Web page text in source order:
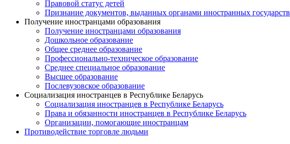
Правовой статус детей
Признание документов, выданных органами иностранных государств
Получение иностранцами образования
Получение иностранцами образования
Дошкольное образование
Общее среднее образование
Профессионально-техническое образование
Среднее специальное образование
Высшее образование
Послевузовское образование
Социализация иностранцев в Республике Беларусь
Социализация иностранцев в Республике Беларусь
Права и обязанности иностранцев в Республике Беларусь
Oрганизации, помогающие иностранцам
Противодействие торговле людьми